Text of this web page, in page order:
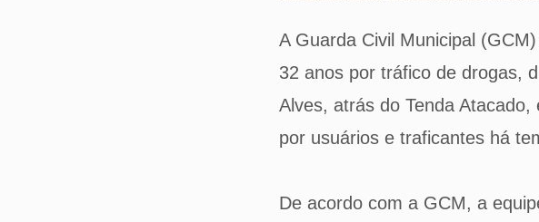
A Guarda Civil Municipal
32 anos por tráfico de drogas,
Alves, atrás do Tenda
por usuários e traficantes há
De acordo com a GCM, a